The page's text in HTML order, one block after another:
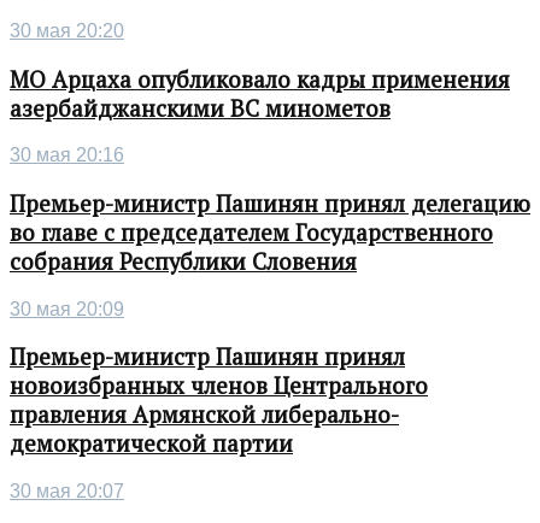
30 мая 20:20
МО Арцаха опубликовало кадры применения
азербайджанскими ВС минометов
30 мая 20:16
Премьер-министр Пашинян принял делегацию
во главе с председателем Государственного
собрания Республики Словения
30 мая 20:09
Премьер-министр Пашинян принял
новоизбранных членов Центрального
правления Армянской либерально-
демократической партии
30 мая 20:07